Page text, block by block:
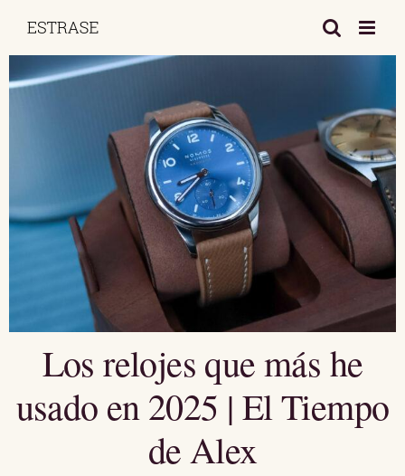
contenido
Los relojes que más he
usado en 2025 | El Tiempo
de Alex